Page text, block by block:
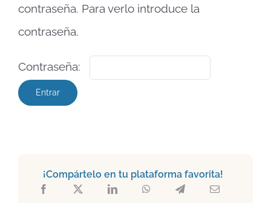
contraseña. Para verlo introduce la
contraseña.
Contraseña:
¡Compártelo en tu plataforma favorita!